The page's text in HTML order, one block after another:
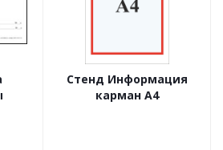
Стенд Информация
карман А4